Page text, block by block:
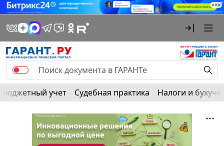
Бюджетный учет Судебная практика Налоги и